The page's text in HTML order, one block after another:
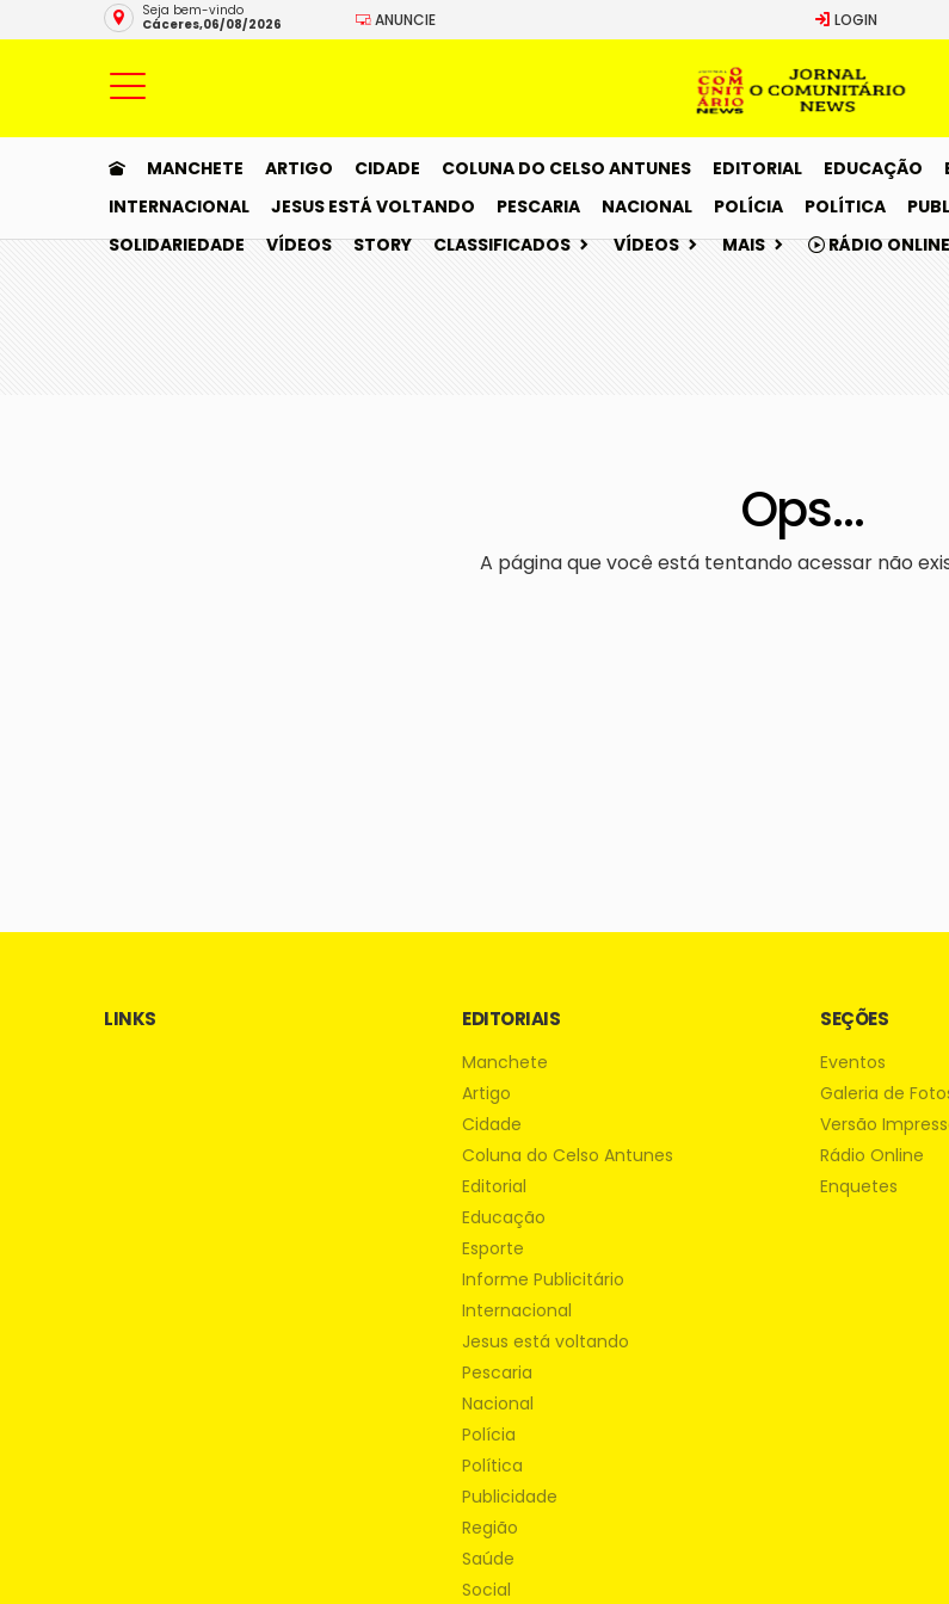
Seja bem-vindo
Cáceres,06/08/2026
ANUNCIE LOGIN
MANCHETE ARTIGO CIDADE COLUNA DO CELSO ANTUNES EDITORIAL EDUCAÇÃO
INTERNACIONAL
JESUS ESTÁ VOLTANDO PESCARIA NACIONAL POLÍCIA POLÍTICA
SOLIDARIEDADE
VÍDEOS STORY CLASSIFICADOS VÍDEOS MAIS RÁDIO ONLINE
Ops...
A página que você está tentando acessar não
LINKS EDITORIAIS
Manchete
Artigo
Cidade
Coluna do Celso Antunes
Editorial
Educação
Esporte
Informe Publicitário
Internacional
Jesus está voltando
Pescaria
Nacional
Polícia
Política
Publicidade
Região
Saúde
Social
SEÇÕES
Eventos
Galeria de
Versão
Rádio Online
Enquetes